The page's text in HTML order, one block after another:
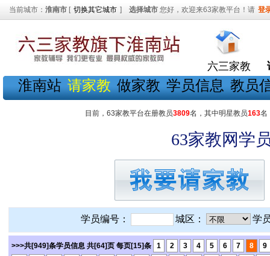
当前城市： 淮南市 [ 切换其它城市 ] 选择城市 您好，欢迎来63家教平台！请 登
六三家教
淮南站 请家教 做家教 学员信息 教员
目前，63家教平台在册教员3809名，其中明星教员163名
63家教网学
学员编号： 城区： 学
>>>共[949]条学员信息 共[64]页 每页[15]条 1 2 3 4 5 6 7 8
9